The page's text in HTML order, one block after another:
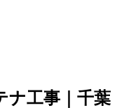
ナ工事｜千葉